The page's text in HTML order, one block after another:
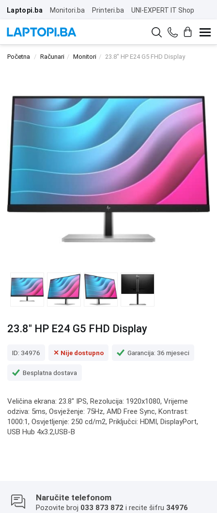
Laptopi.ba Monitori.ba Printeri.ba UNI-EXPERT IT Shop
Početna Računari Monitori 23.8" HP E24 G5 FHD Display
23.8" HP E24 G5 FHD Display
ID: 34976 ✕ Nije dostupno Garancija: 36 mjeseci
Besplatna dostava
Veličina ekrana: 23.8" IPS, Rezolucija: 1920x1080, Vrijeme
odziva: 5ms, Osvježenje: 75Hz, AMD Free Sync, Kontrast:
1000:1, Osvjetljenje: 250 cd/m2, Priključci: HDMI, DisplayPort,
USB Hub 4x3.2,USB-B
Naručite telefonom
Pozovite broj 033 873 872 i recite šifru 34976